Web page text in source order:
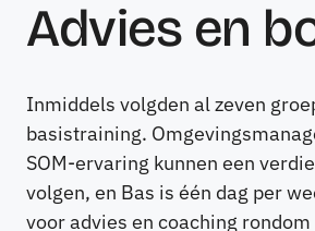
Advies en
Inmiddels volgden al zeven
basistraining.
SOM-ervaring kunnen een
volgen, en Bas is één dag per
voor advies en coaching